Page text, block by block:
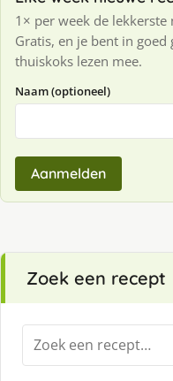
1× per week de lekkerste
Gratis, en je bent in
thuiskoks lezen mee.
Naam (optioneel)
Aanmelden
Zoek een recept
Zoeken
naar: